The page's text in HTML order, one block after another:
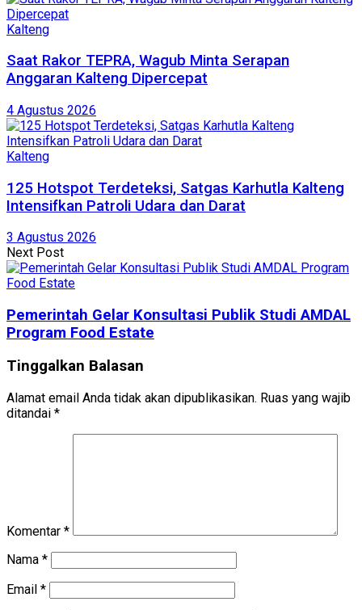
Kalteng
Saat Rakor TEPRA, Wagub Minta Serapan
Anggaran Kalteng Dipercepat
4 Agustus 2026
Kalteng
125 Hotspot Terdeteksi, Satgas Karhutla Kalteng
Intensifkan Patroli Udara dan Darat
3 Agustus 2026
Next Post
Pemerintah Gelar Konsultasi Publik Studi AMDAL
Program Food Estate
Tinggalkan Balasan
Alamat email Anda tidak akan dipublikasikan. Ruas yang wajib
ditandai *
Komentar *
Nama *
Email *